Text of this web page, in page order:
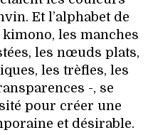
Et l’alphabet de
les manches
les nœuds plats,
les trèfles, les
-, se
pour créer une
et désirable.